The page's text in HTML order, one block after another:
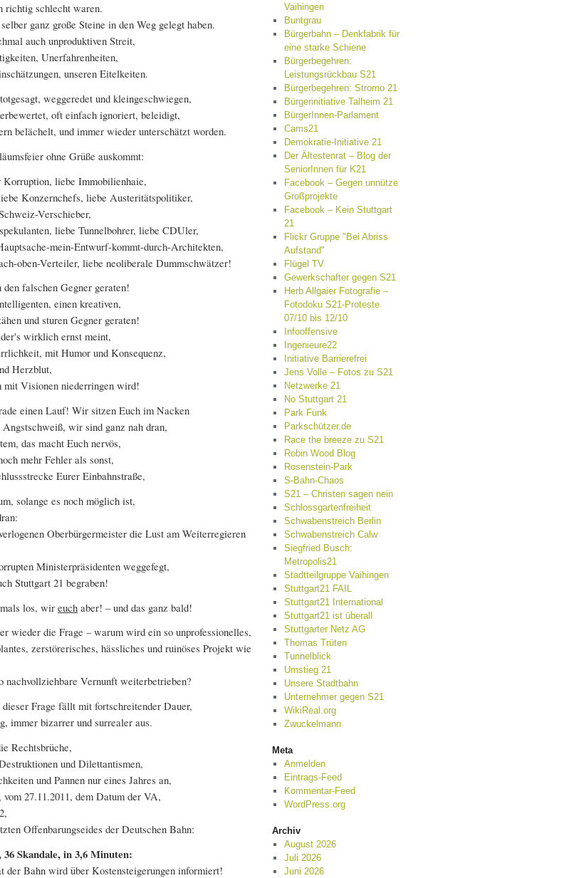
richtig schlecht waren.
ganz große Steine in den Weg gelegt haben.
auch unproduktiven Streit,
Unerfahrenheiten,
unseren Eitelkeiten.
weggeredet und kleingeschwiegen,
oft einfach ignoriert, beleidigt,
belächelt, und immer wieder unterschätzt worden.
ohne Grüße auskommt:
Korruption, liebe Immobilienhaie,
Konzernchefs, liebe Austeritätspolitiker,
Verschieber,
liebe Tunnelbohrer, liebe CDUler,
mein-Entwurf-kommt-durch-Architekten,
oben-Verteiler, liebe neoliberale Dummschwätzer!
falschen Gegner geraten!
einen kreativen,
und sturen Gegner geraten!
wirklich ernst meint,
mit Humor und Konsequenz,
Herzblut,
mit Visionen niederringen wird!
einen Lauf! Wir sitzen Euch im Nacken
wir sind ganz nah dran,
das macht Euch nervös,
mehr Fehler als sonst,
Eurer Einbahnstraße,
solange es noch möglich ist,
Oberbürgermeister die Lust am Weiterregieren
Ministerpräsidenten weggefegt,
Stuttgart 21 begraben!
los, wir euch aber! – und das ganz bald!
wieder die Frage – warum wird ein so unprofessionelles,
zerstörerisches, hässliches und ruinöses Projekt wie
nachvollziehbare Vernunft weiterbetrieben?
Frage fällt mit fortschreitender Dauer,
immer bizarrer und surrealer aus.
Rechtsbrüche,
und Dilettantismen,
und Pannen nur eines Jahres an,
vom 27.11.2011, dem Datum der VA,
Offenbarungseides der Deutschen Bahn:
36 Skandale, in 3,6 Minuten:
der Bahn wird über Kostensteigerungen informiert!
Vaihingen
Buntgrau
Bürgerbahn – Denkfabrik für
eine starke Schiene
Bürgerbegehren:
Leistungsrückbau S21
Bürgerbegehren: Strorno 21
Bürgerinitiative Talheim 21
BürgerInnen-Parlament
Cams21
Demokratie-Initiative 21
Der Ältestenrat – Blog der
SeniorInnen für K21
Facebook – Gegen unnütze
Großprojekte
Facebook – Kein Stuttgart
21
Flickr Gruppe "Bei Abriss
Aufstand"
Flügel TV
Gewerkschafter gegen S21
Herb Allgaier Fotografie –
Fotodoku S21-Proteste
07/10 bis 12/10
Infooffensive
Ingenieure22
Initiative Barrierefrei
Jens Volle – Fotos zu S21
Netzwerke 21
No Stuttgart 21
Park Funk
Parkschützer.de
Race the breeze zu S21
Robin Wood Blog
Rosenstein-Park
S-Bahn-Chaos
S21 – Christen sagen nein
Schlossgartenfreiheit
Schwabenstreich Berlin
Schwabenstreich Calw
Siegfried Busch:
Metropolis21
Stadtteilgruppe Vaihingen
Stuttgart21 FAIL
Stuttgart21 International
Stuttgart21 ist überall
Stuttgarter Netz AG
Thomas Trüten
Tunnelblick
Umstieg 21
Unsere Stadtbahn
Unternehmer gegen S21
WikiReal.org
Zwuckelmann
Meta
Anmelden
Eintrags-Feed
Kommentar-Feed
WordPress.org
Archiv
August 2026
Juli 2026
Juni 2026